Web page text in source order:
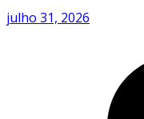
julho 31, 2026